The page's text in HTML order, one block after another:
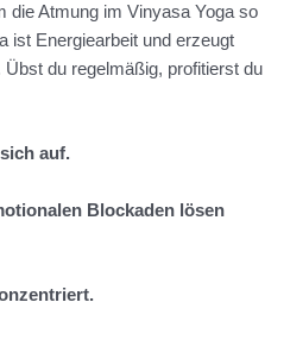
die Atmung im Vinyasa Yoga so
ist Energiearbeit und erzeugt
du regelmäßig, profitierst du
auf.
Blockaden lösen